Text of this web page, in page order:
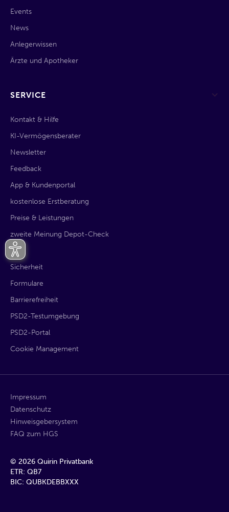
Events
News
Anlegerwissen
Ärzte und Apotheker
SERVICE
Kontakt & Hilfe
KI-Vermögensberater
Newsletter
Feedback
App & Kundenportal
kostenlose Erstberatung
Preise & Leistungen
zweite Meinung Depot-Check
AGB
Sicherheit
Formulare
Barrierefreiheit
PSD2-Testumgebung
PSD2-Portal
Cookie Management
© 2026 Quirin Privatbank
ETR: QB7
BIC: QUBKDEBBXXX
Impressum
Datenschutz
Hinweisgebersystem
FAQ zum HGS